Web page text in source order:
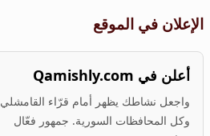
الإعلان في الموقع
أعلن في Qamishly.com
واجعل نشاطك يظهر أمام قرّاء القامشلي
وكل المحافظات السورية. جمهور فعّال